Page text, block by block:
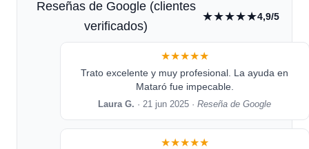
Reseñas de Google (clientes
verificados)
★★★★★4,9/5
★★★★★
Trato excelente y muy profesional. La ayuda en
Mataró fue impecable.
Laura G. · 21 jun 2025 ·Reseña de Google
★★★★★